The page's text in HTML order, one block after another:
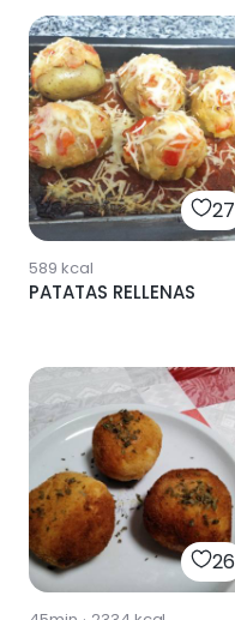
27
589 kcal
PATATAS RELLENAS
26